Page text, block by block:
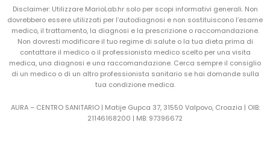
Disclaimer: Utilizzare MarioLab.hr solo per scopi informativi generali. Non
dovrebbero essere utilizzati per l’autodiagnosi e non sostituiscono l’esame
medico, il trattamento, la diagnosi e la prescrizione o raccomandazione.
Non dovresti modificare il tuo regime di salute o la tua dieta prima di
contattare il medico o il professionista medico scelto per una visita
medica, una diagnosi e una raccomandazione. Cerca sempre il consiglio
di un medico o di un altro professionista sanitario se hai domande sulla
tua condizione medica.
AURA – CENTRO SANITARIO | Matije Gupca 37, 31550 Valpovo, Croazia | OIB:
21146168200 | MB: 97396672